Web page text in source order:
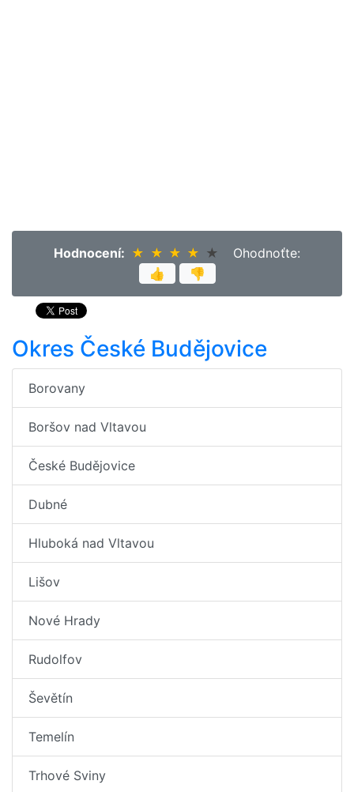
Hodnocení: ★ ★ ★ ★ ★
★ ★ ★ ★ ★
Ohodnoťte:
👍
👎
Okres České Budějovice
Borovany
Boršov nad Vltavou
České Budějovice
Dubné
Hluboká nad Vltavou
Lišov
Nové Hrady
Rudolfov
Ševětín
Temelín
Trhové Sviny